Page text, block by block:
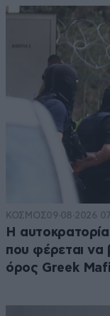
ΚΟΣΜΟΣ09·08·2026
Η
που φέρεται να
όρος Greek